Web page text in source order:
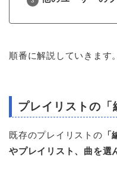
順番に解説していきます。
プレイリストの
既存のプレイリストの
やプレイリスト、曲を選